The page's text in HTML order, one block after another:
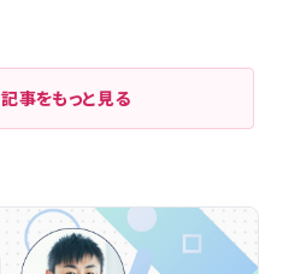
事をもっと見る